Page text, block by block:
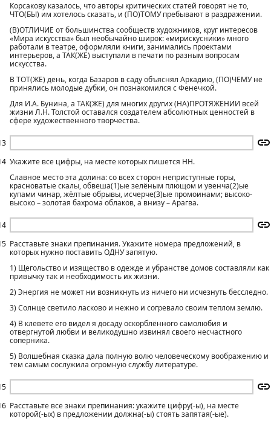
Корсакову казалось, что авторы критических статей говорят не то,
ЧТО(БЫ) им хотелось сказать, и (ПО)ТОМУ пребывают в раздражении.
(В)ОТЛИЧИЕ от большинства сообществ художников, круг интересов
«Мира искусства» был необычайно широк: «мирискусники» много
работали в театре, оформляли книги, занимались проектами
интерьеров, а ТАК(ЖЕ) выступали в печати по разным вопросам
искусства.
В ТОТ(ЖЕ) день, когда Базаров в саду объяснял Аркадию, (ПО)ЧЕМУ не
принялись молодые дубки, он познакомился с Фенечкой.
Для И.А. Бунина, а ТАК(ЖЕ) для многих других (НА)ПРОТЯЖЕНИИ всей
жизни Л.Н. Толстой оставался создателем абсолютных ценностей в
сфере художественного творчества.
Укажите все цифры, на месте которых пишется НН.
Славное место эта долина: со всех сторон неприступные горы,
красноватые скалы, обвеша(1)ые зелёным плющом и увенча(2)ые
купами чинар, жёлтые обрывы, исчерче(3)ые промоинами; высоко-
высоко – золотая бахрома облаков, а внизу – Арагва.
Расставьте знаки препинания. Укажите номера предложений, в
которых нужно поставить ОДНУ запятую.
1) Щегольство и изящество в одежде и убранстве домов составляли как
привычку так и необходимость их жизни.
2) Энергия не может ни возникнуть из ничего ни исчезнуть бесследно.
3) Солнце светило ласково и нежно и согревало своим теплом землю.
4) В клевете его видел я досаду оскорблённого самолюбия и
отвергнутой любви и великодушно извинял своего несчастного
соперника.
5) Волшебная сказка дала полную волю человеческому воображению и
тем самым сослужила огромную службу литературе.
Расставьте все знаки препинания: укажите цифру(-ы), на месте
которой(-ых) в предложении должна(-ы) стоять запятая(-ые).